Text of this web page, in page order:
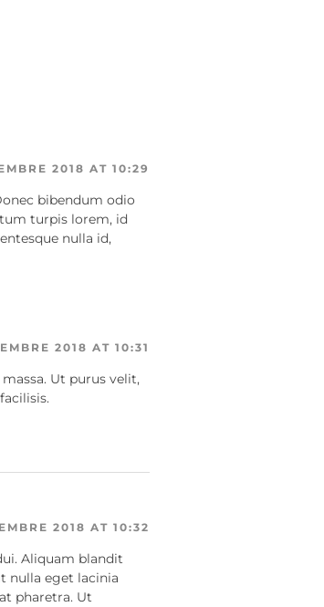
2018 AT 10:29
bibendum odio
turpis lorem, id
nulla id,
2018 AT 10:31
Ut purus velit,
2018 AT 10:32
Aliquam blandit
nulla eget lacinia
pharetra. Ut